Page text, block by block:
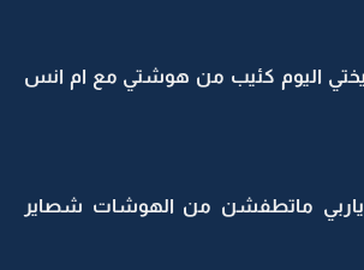
اليوم كئيب من هوشتي مع ام انس
ماتطفشن من الهوشات شصاير